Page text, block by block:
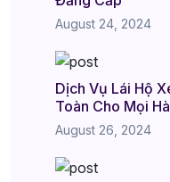
August 24, 2024
Dịch Vụ Lái Hộ
Toàn Cho Mọi
August 26, 2024